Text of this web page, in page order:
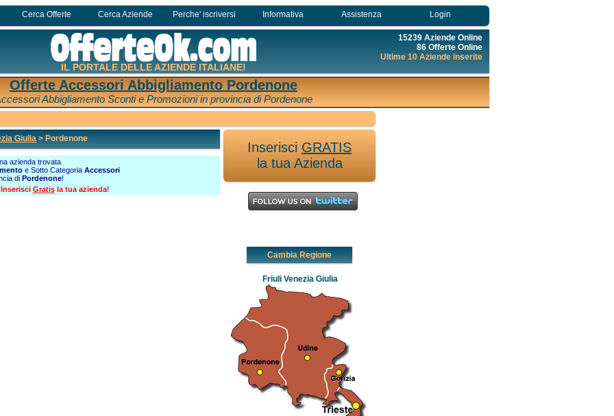
Cerca Offerte Cerca Aziende Perche' iscriversi Informativa Assistenza Login
IL PORTALE DELLE AZIENDE ITALIANE!
15239 Aziende Online
86 Offerte Online
Ultime 10 Aziende inserite
Offerte Accessori Abbigliamento Pordenone
Abbigliamento Sconti e Promozioni in provincia di Pordenone
Giulia > Pordenone
azienda trovata
e Sotto Categoria Accessori
di Pordenone!
Inserisci Gratisla tua azienda!
Inserisci GRATIS
la tua Azienda
Cambia Regione
Friuli Venezia Giulia